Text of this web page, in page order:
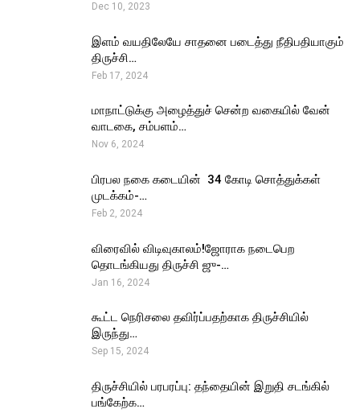
Dec 10, 2023
இளம் வயதிலேயே சாதனை படைத்து நீதிபதியாகும்
திருச்சி…
Feb 17, 2024
மாநாட்டுக்கு அழைத்துச் சென்ற வகையில் வேன்
வாடகை, சம்பளம்…
Nov 6, 2024
பிரபல நகை கடையின் ₹ 34 கோடி சொத்துக்கள்
முடக்கம்-…
Feb 2, 2024
விரைவில் விடிவுகாலம்!ஜோராக நடைபெற
தொடங்கியது திருச்சி ஜு-…
Jan 16, 2024
கூட்ட நெரிசலை தவிர்ப்பதற்காக திருச்சியில்
இருந்து…
Sep 15, 2024
திருச்சியில் பரபரப்பு: தந்தையின் இறுதி சடங்கில்
பங்கேற்க…